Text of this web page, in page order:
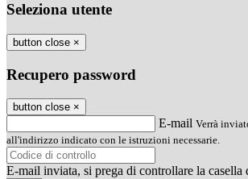
Seleziona utente
button close ×
Recupero password
button close ×
E-mail Verrà
all'indirizzo indicato con le istruzioni necessarie.
E-mail inviata, si prega di controllare la casella